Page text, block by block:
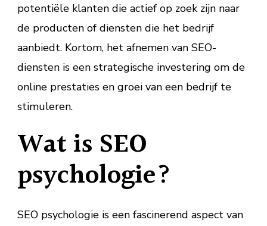
potentiële klanten die actief op zoek zijn naar
de producten of diensten die het bedrijf
aanbiedt. Kortom, het afnemen van SEO-
diensten is een strategische investering om de
online prestaties en groei van een bedrijf te
stimuleren.
Wat is SEO
psychologie?
SEO psychologie is een fascinerend aspect van